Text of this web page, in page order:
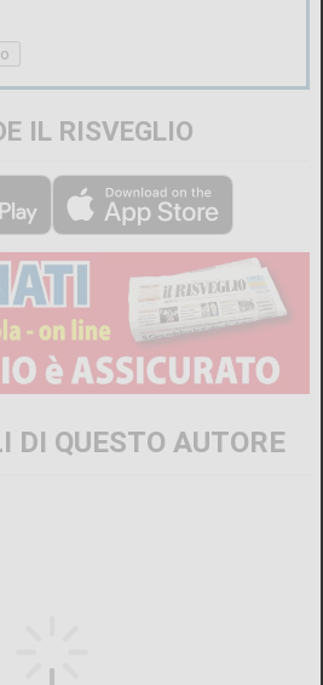
IL RISVEGLIO
DI QUESTO AUTORE